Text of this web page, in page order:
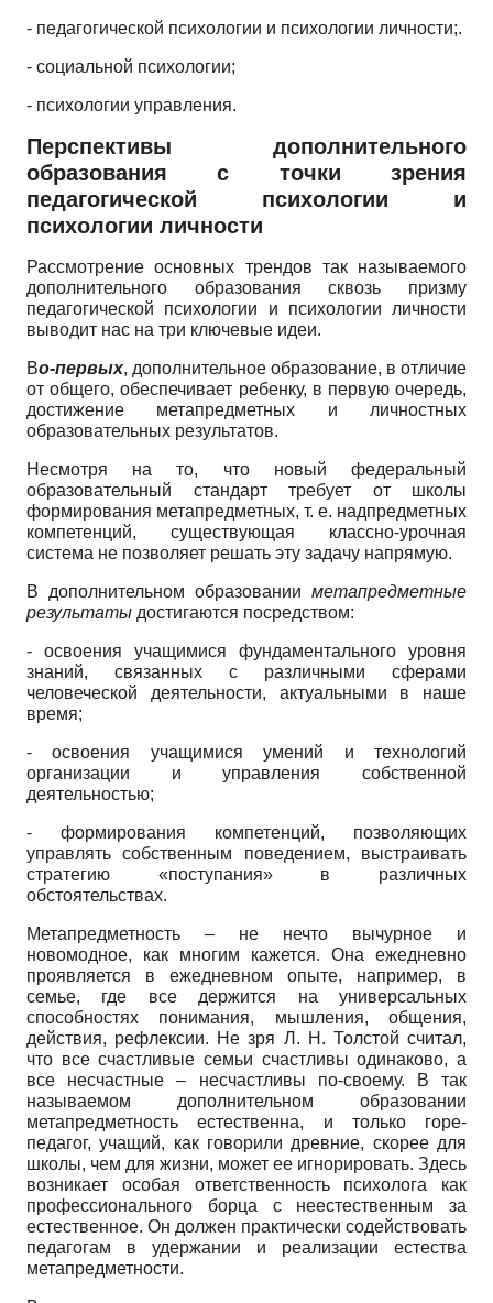
- педагогической психологии и психологии личности;.
- социальной психологии;
- психологии управления.
Перспективы дополнительного
образования с точки зрения
педагогической психологии и
психологии личности
Рассмотрение основных трендов так называемого
дополнительного образования сквозь призму
педагогической психологии и психологии личности
выводит нас на три ключевые идеи.
Во-первых, дополнительное образование, в отличие
от общего, обеспечивает ребенку, в первую очередь,
достижение метапредметных и личностных
образовательных результатов.
Несмотря на то, что новый федеральный
образовательный стандарт требует от школы
формирования метапредметных, т. е. надпредметных
компетенций, существующая классно-урочная
система не позволяет решать эту задачу напрямую.
В дополнительном образовании метапредметные
результаты достигаются посредством:
- освоения учащимися фундаментального уровня
знаний, связанных с различными сферами
человеческой деятельности, актуальными в наше
время;
- освоения учащимися умений и технологий
организации и управления собственной
деятельностью;
- формирования компетенций, позволяющих
управлять собственным поведением, выстраивать
стратегию «поступания» в различных
обстоятельствах.
Метапредметность – не нечто вычурное и
новомодное, как многим кажется. Она ежедневно
проявляется в ежедневном опыте, например, в
семье, где все держится на универсальных
способностях понимания, мышления, общения,
действия, рефлексии. Не зря Л. Н. Толстой считал,
что все счастливые семьи счастливы одинаково, а
все несчастные – несчастливы по-своему. В так
называемом дополнительном образовании
метапредметность естественна, и только горе-
педагог, учащий, как говорили древние, скорее для
школы, чем для жизни, может ее игнорировать. Здесь
возникает особая ответственность психолога как
профессионального борца с неестественным за
естественное. Он должен практически содействовать
педагогам в удержании и реализации естества
метапредметности.